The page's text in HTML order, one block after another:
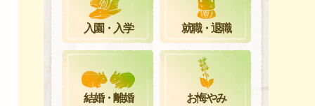
入園・入学 就職・退職
結婚・離婚 お悔やみ